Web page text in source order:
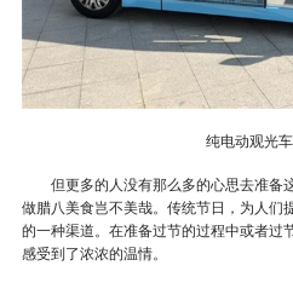
纯电动观光
但更多的人没有那么多的心思去准备
做腊八美食岂不美哉。传统节日，为人们
的一种渠道。在准备过节的过程中或者过
感受到了浓浓的温情。